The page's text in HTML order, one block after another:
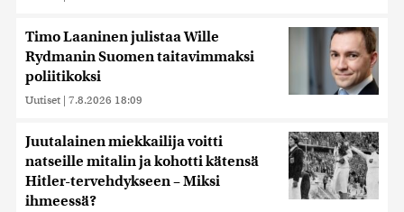
Timo Laaninen julistaa Wille
Rydmanin Suomen taitavimmaksi
poliitikoksi
Uutiset | 7.8.2026 18:09
Juutalainen miekkailija voitti
natseille mitalin ja kohotti kätensä
Hitler-tervehdykseen – Miksi
ihmeessä?